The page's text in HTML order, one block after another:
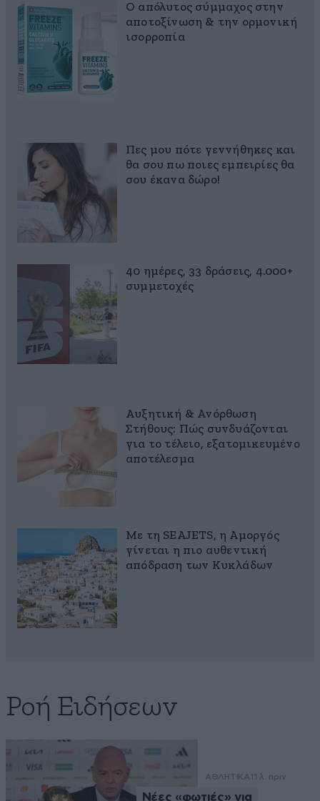
Ο απόλυτος σύμμαχος στην
αποτοξίνωση & την ορμονική
ισορροπία
Πες μου πότε γεννήθηκες και
θα σου πω ποιες εμπειρίες θα
σου έκανα δώρο!
40 ημέρες, 33 δράσεις, 4.000+
συμμετοχές
Αυξητική & Ανόρθωση
Στήθους: Πώς συνδυάζονται
για το τέλειο, εξατομικευμένο
αποτέλεσμα
Με τη SEAJETS, η Αμοργός
γίνεται η πιο αυθεντική
απόδραση των Κυκλάδων
Ροή Ειδήσεων
ΑΘΛΗΤΙΚΑ 11 λ. πριν
Νέες «φωτιές» για